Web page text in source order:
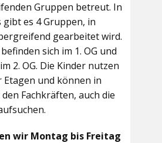
Gruppen betreut. In
gibt es 4 Gruppen, in
gearbeitet wird.
sich im 1. OG und
2. OG. Die Kinder nutzen
Etagen und können in
Fachkräften, auch die
wir Montag bis Freitag